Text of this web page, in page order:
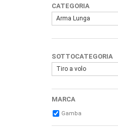
CATEGORIA
Arma Lunga
SOTTOCATEGORIA
Tiro a volo
MARCA
Gamba